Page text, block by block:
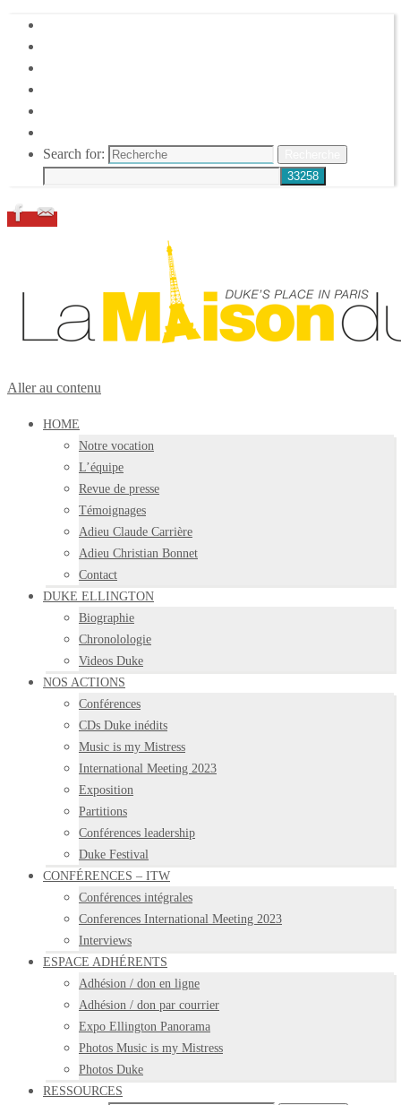
Search for:
Aller au contenu
HOME
Notre vocation
L’équipe
Revue de presse
Témoignages
Adieu Claude Carrière
Adieu Christian Bonnet
Contact
DUKE ELLINGTON
Biographie
Chronolologie
Videos Duke
NOS ACTIONS
Conférences
CDs Duke inédits
Music is my Mistress
International Meeting 2023
Exposition
Partitions
Conférences leadership
Duke Festival
CONFÉRENCES – ITW
Conférences intégrales
Conferences International Meeting 2023
Interviews
ESPACE ADHÉRENTS
Adhésion / don en ligne
Adhésion / don par courrier
Expo Ellington Panorama
Photos Music is my Mistress
Photos Duke
RESSOURCES